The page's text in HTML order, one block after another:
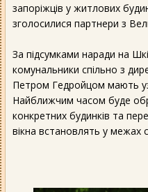
запоріжців у житлових
зголосилися партнери з
За підсумками наради на
комунальники спільно з
Петром Гедройцом мають
Найближчим часом буде
конкретних будинків та
вікна встановлять у межах